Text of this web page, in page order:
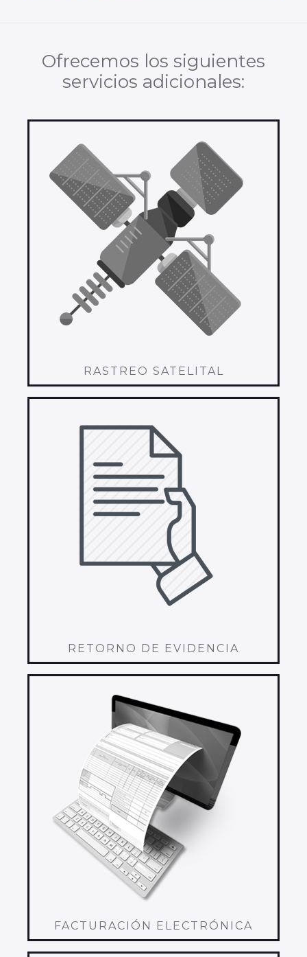
Ofrecemos los siguientes
servicios adicionales:
RASTREO SATELITAL
RETORNO DE EVIDENCIA
FACTURACIÓN ELECTRÓNICA